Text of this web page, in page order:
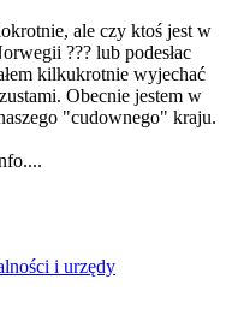
ale czy ktoś jest w
??? lub podesłac
kilkukrotnie wyjechać
Obecnie jestem w
"cudownego" kraju.
i urzędy